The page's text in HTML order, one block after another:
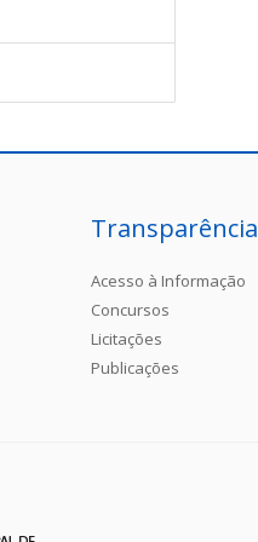
Transparência
Acesso à Informação
Concursos
Licitações
Publicações